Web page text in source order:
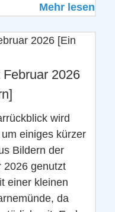
Mehr lesen
2026
wird
einiges kürzer
Bildern der
2026 genutzt
einer kleinen
da